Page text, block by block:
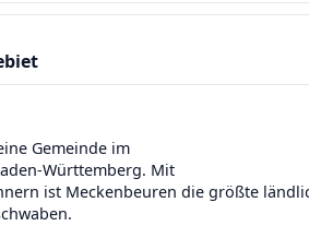
Gemeinde im
Württemberg. Mit
ist Meckenbeuren die größte